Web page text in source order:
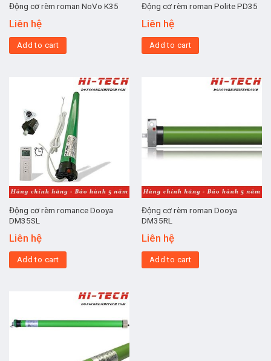
Động cơ rèm roman NoVo K35
Liên hệ
Add to cart
Động cơ rèm roman Polite PD35
Liên hệ
Add to cart
Động cơ rèm romance Dooya
DM35SL
Liên hệ
Add to cart
Động cơ rèm roman Dooya
DM35RL
Liên hệ
Add to cart